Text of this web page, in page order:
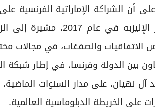
أن الشراكة الإماراتية
وصول الرئيس ماكرون إلى
والصفقات، في مجالات
بين الدولة وفرنسا، في إطار شبكة
نهيان، على مدار السنوات الماضية،
على الخريطة الدبلوماسية العالمية.